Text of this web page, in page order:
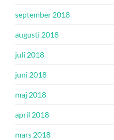
september 2018
augusti 2018
juli 2018
juni 2018
maj 2018
april 2018
mars 2018